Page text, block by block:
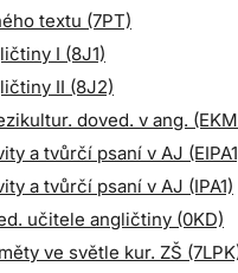
textu (7PT)
I (8J1)
II (8J2)
doved. v ang.
a tvůrčí psaní v AJ
a tvůrčí psaní v AJ (IPA1)
učitele angličtiny (0KD)
ve světle kur. ZŠ